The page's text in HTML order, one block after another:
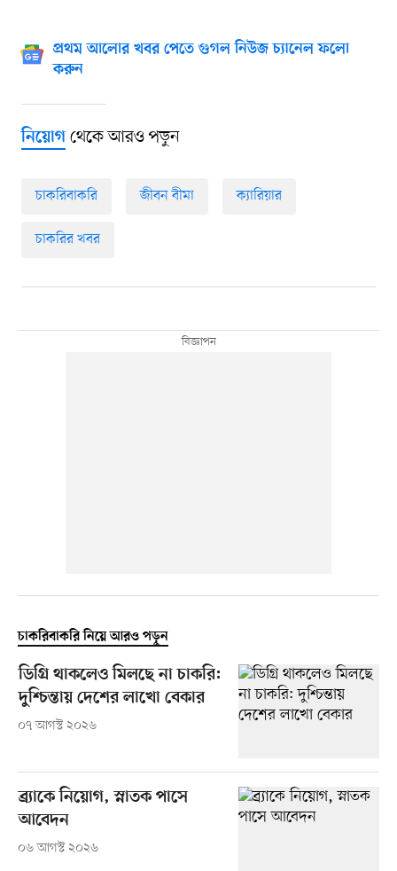
প্রথম আলোর খবর পেতে গুগল নিউজ চ্যানেল ফলো
করুন
নিয়োগথেকে আরও পড়ুন
চাকরিবাকরি জীবন বীমা ক্যারিয়ার
চাকরির খবর
চাকরিবাকরি নিয়ে আরও পড়ুন
ডিগ্রি থাকলেও মিলছে না চাকরি:
দুশ্চিন্তায় দেশের লাখো বেকার
০৭ আগস্ট ২০২৬
ব্র্যাকে নিয়োগ, স্নাতক পাসে
আবেদন
০৬ আগস্ট ২০২৬